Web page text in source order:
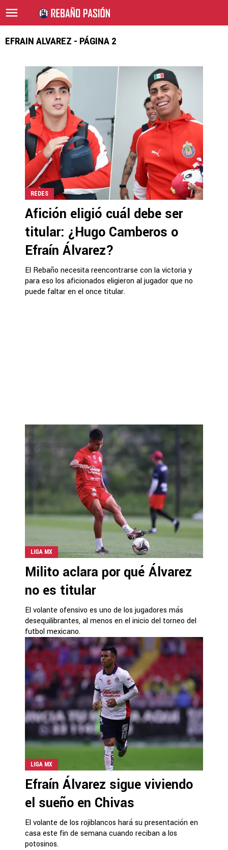
EFRAIN ALVAREZ - PÁGINA 2
REDES
Afición eligió cuál debe ser
titular: ¿Hugo Camberos o
Efraín Álvarez?
El Rebaño necesita reencontrarse con la victoria y
para eso los aficionados eligieron al jugador que no
puede faltar en el once titular.
LIGA MX
Milito aclara por qué Álvarez
no es titular
El volante ofensivo es uno de los jugadores más
desequilibrantes, al menos en el inicio del torneo del
futbol mexicano.
LIGA MX
Efraín Álvarez sigue viviendo
el sueño en Chivas
El volante de los rojiblancos hará su presentación en
casa este fin de semana cuando reciban a los
potosinos.